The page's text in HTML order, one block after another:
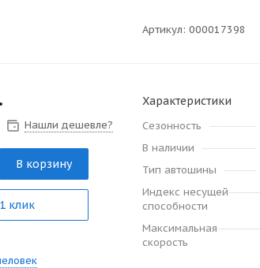
Артикул: 000017398
Нашли дешевле?
В корзину
клик
Характеристики
Сезонность
В наличии
Тип автошины
Индекс несущей
способности
Максимальная
скорость